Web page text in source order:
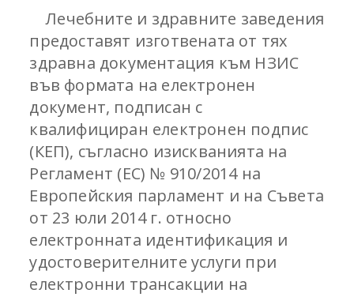
Лечебните и здравните заведения
предоставят изготвената от тях
здравна документация към НЗИС
във формата на електронен
документ, подписан с
квалифициран електронен подпис
(КЕП), съгласно изискванията на
Регламент (ЕС) № 910/2014 на
Европейския парламент и на Съвета
от 23 юли 2014 г. относно
електронната идентификация и
удостоверителните услуги при
електронни трансакции на